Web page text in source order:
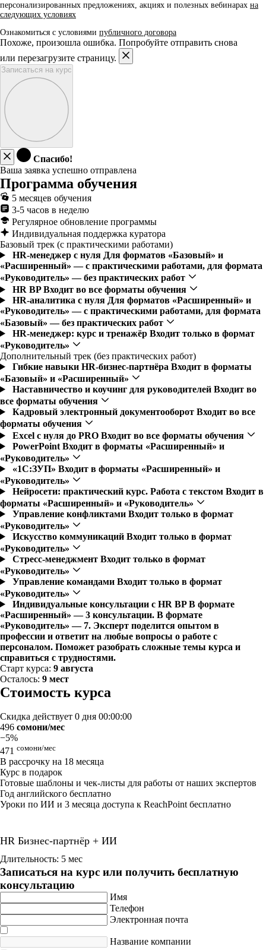
персонализированных предложениях, акциях и полезных вебинарах на
следующих условиях
Ознакомиться с условиями публичного договора
Похоже, произошла ошибка. Попробуйте отправить снова
или перезагрузите страницу.
Записаться на курс
Спасибо!
Ваша заявка успешно отправлена
Программа обучения
5 месяцев обучения
3-5 часов в неделю
Регулярное обновление программы
Индивидуальная поддержка куратора
Базовый трек (с практическими работами)
HR-менеджер с нуля Для форматов «Базовый» и
«Расширенный» — с практическими работами, для формата
«Руководитель» — без практических работ
HR BPВходит во все форматы обучения
HR-аналитика с нуля Для форматов «Расширенный» и
«Руководитель» — с практическими работами, для формата
«Базовый» — без практических работ
HR-менеджер: курс и тренажёр Входит только в формат
«Руководитель»
Дополнительный трек (без практических работ)
Гибкие навыки HR-бизнес-партнёра Входит в форматы
«Базовый» и «Расширенный»
Наставничество и коучинг для руководителей Входит во
все форматы обучения
Кадровый электронный документооборот Входит во все
форматы обучения
Excel с нуля до PRO Входит во все форматы обучения
PowerPoint Входит в форматы «Расширенный» и
«Руководитель»
«1С:ЗУП» Входит в форматы «Расширенный» и
«Руководитель»
Нейросети: практический курс. Работа с текстом Входит в
форматы «Расширенный» и «Руководитель»
Управление конфликтами Входит только в формат
«Руководитель»
Искусство коммуникаций Входит только в формат
«Руководитель»
Стресс-менеджмент Входит только в формат
«Руководитель»
Управление командами Входит только в формат
«Руководитель»
Индивидуальные консультации с HR BPВ формате
«Расширенный» — 3 консультации. В формате
«Руководитель» — 7. Эксперт поделится опытом в
профессии и ответит на любые вопросы о работе с
персоналом. Поможет разобрать сложные темы курса и
справиться с трудностями.
Старт курса: 9 августа
Осталось: 9 мест
Стоимость курса
Скидка действует 0 дня 00:00:00
496 сомони/мес
−5%
471 сомони/мес
В рассрочку на 18 месяца
Курс в подарок
Готовые шаблоны и чек-листы для работы от наших экспертов
Год английского бесплатно
Уроки по ИИ и 3 месяца доступа к ReachPoint бесплатно
HR Бизнес-партнёр + ИИ
Длительность: 5 мес
Записаться на курс или получить бесплатную
консультацию
Имя
Телефон
Электронная почта
Название компании